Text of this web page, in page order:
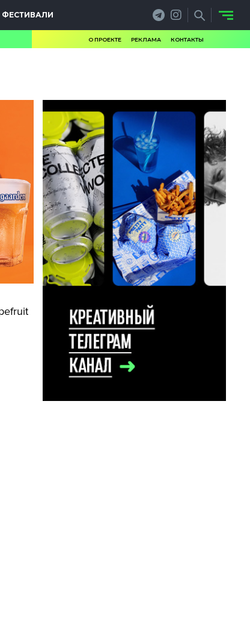
ФЕСТИВАЛИ
О ПРОЕКТЕ РЕКЛАМА КОНТАКТЫ